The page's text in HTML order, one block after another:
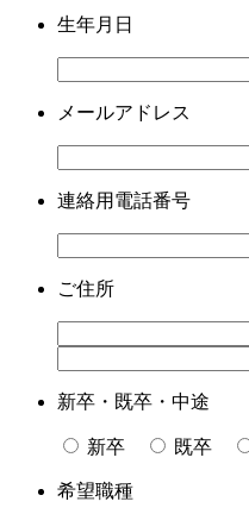
生年月日
メールアドレス
連絡用電話番号
ご住所
新卒・既卒・中途
新卒 既卒
希望職種